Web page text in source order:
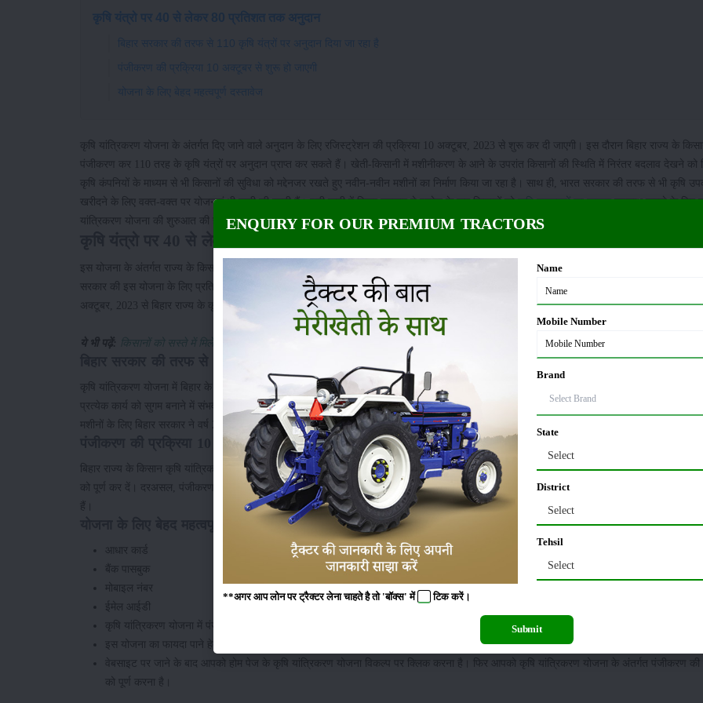
कृषि यंत्रो पर 40 से लेकर 80 प्रतिशत तक अनुदान
बिहार सरकार की तरफ से 110 कृषि यंत्रों पर अनुदान दिया जा रहा है
पंजीकरण की प्रक्रिया 10 अक्टूबर से शुरू हो जाएगी
योजना के लिए बेहद महत्वपूर्ण दस्तावेज
कृषि यांत्रिकरण योजना के अंतर्गत दिए जाने वाले अनुदान के लिए रजिस्ट्रेशन की प्रक्रिया 10 अक्टूबर, 2023 से शुरू कर दी जाएगी। इस दौरान बिहार राज्य के
पंजीकरण कर 110 तरह के कृषि यंत्रों पर अनुदान प्राप्त कर सकते हैं। खेती-किसानी में मशीनीकरण के आने के उपरांत किसानों की स्थिति में निरंतर बदलाव देखने को
कृषि कंपनियों के माध्यम से भी किसानों की सुविधा को मद्देनजर रखते हुए नवीन-नवीन मशीनों का निर्माण किया जा रहा है। साथ ही, भारत सरकार की तरफ से भी कृषि
खरीदने के लिए वक्त-वक्त पर योजनाएं भी जारी की जाती हैं। इसी कड़ी में बिहार सरकार ने प्रदेश के लघु किसानों कोकृषि उपकरणों का फायदाउपलब्ध कराने के लिए
यांत्रिकरण योजना की शुरुआत की है।
इस योजना के अंतर्गत राज्य के किसानों को कृषि यंत्र खरीदने के लिए 40 से 80 प्रतिशत तक अनुदान की सुविधा मुहैय्या कराई जाती है। आपकी जानकारी के लिए बतादें,
सरकार की इस योजना के लिए प्रति वर्ष किसानों के आवेदन मांगे जाते हैं। साथ ही, बिहार सरकार ने कृषि यांत्रिकरण योजना को लेकर एक बड़ा ऐलान किया है। बतादें,
अक्टूबर, 2023 से बिहार राज्य के कृषकों के लिए कृषि यांत्रिकरण योजना में पंजीकरण की प्रक्रिया आरंभ की जाएगी।
ये भी पढ़ें: किसानों को सस्ते में मिलेंगे कृषि यंत्र, सरकार दे रही 50% सब्सिडी
बिहार सरकार की तरफ से 110 कृषि यंत्रों पर अनुदान दिया जा रहा है
कृषि यांत्रिकरण योजना में बिहार के किसानों को समकुल 110 तरह के बेहतरीन कृषि यंत्रों पर सब्सिड़ी प्रदान की जाती है।
प्रत्येक कार्य को सुगम बनाने में संभव हैं। जैसे कि- खेत की जुताई, बुवाई, निराई-गुड़ाई, सिंचाई, कटाई एवं बाकी बहुत सारे कार्यों को मिनटों में पूर्ण कर सकते हैं। बतादें,
मशीनों के लिए बिहार सरकार ने वर्ष 2023-24 में लगभग 119 करोड़ रुपये की लागत का प्लान तैयार किया है।
पंजीकरण की प्रक्रिया 10 अक्टूबर से शुरू हो जाएगी
बिहार राज्य के किसान कृषि यांत्रिकरण योजना के अंतर्गत लाभ उठाना चाहते हैं, तो वह 10 अक्टूबर, 2023 से कृषि यंत्रों की खरीद पर अनुदान पाने के लिए पंजीकरण
को पूर्ण कर दें। दरअसल, पंजीकरण की यह प्रक्रिया 1 महीने मतलब कि 10 नवंबर, 2023 तक जारी रहेगी। इस दौरान इच्छुक किसान भाई इस योजना के लिए
हैं।
आधार कार्ड
बैंक पासबुक
मोबाइल नंबर
ईमेल आईडी
कृषि यांत्रिकरण योजना में पंजीकरण की प्रक्रिया
इस योजना का फायदा पाने हेतु इच्छुक कृषकों को बिहार कृषि विभाग पोर्टल की अधिकारिक वेबसाइट पर जाना होगा।
वेबसाइट पर जाने के बाद आपको होम पेज के कृषि यांत्रिकरण योजना विकल्प पर क्लिक करना है। फिर आपको कृषि यांत्रिकरण योजना के अंतर्गत पंजीकरण की
को पूर्ण करना है।
ENQUIRY FOR OUR PREMIUM TRACTORS
Name
Mobile Number
Brand
State
Select
District
Select
Tehsil
Select
**अगर आप लोन पर ट्रैक्टर लेना चाहते है तो 'बॉक्स' में टिककरें।
Submit